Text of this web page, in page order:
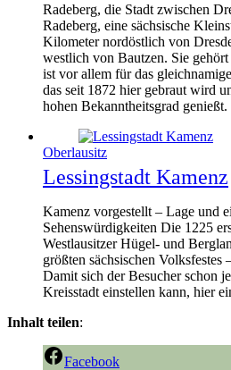
Radeberg, die Stadt zwischen
Radeberg, eine sächsische
Kilometer nordöstlich von
westlich von Bautzen. Sie
ist vor allem für das
das seit 1872 hier gebraut wird
hohen Bekanntheitsgrad
Oberlausitz
Lessingstadt Kamenz
Kamenz vorgestellt – Lage und
Sehenswürdigkeiten Die 1225
Westlausitzer Hügel- und
größten sächsischen Volksfestes
Damit sich der Besucher schon
Kreisstadt einstellen kann, hier
Inhalt teilen:
Facebook